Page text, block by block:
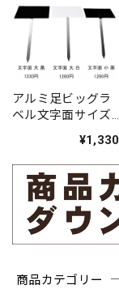
商品カテゴリー
アルミ足ビッグラ
ベル文字面サイズ
¥1,330